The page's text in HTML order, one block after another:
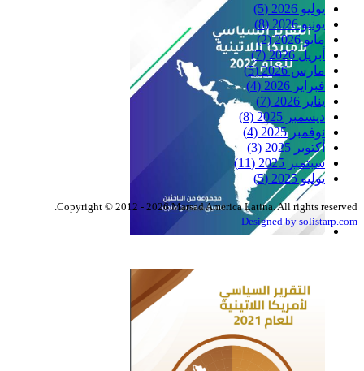
يوليو 2026
(5)
يونيو 2026
(8)
مايو 2026
(2)
أبريل 2026
(7)
مارس 2026
(5)
فبراير 2026
(4)
يناير 2026
(7)
ديسمبر 2025
(8)
نوفمبر 2025
(4)
أكتوبر 2025
(3)
سبتمبر 2025
(11)
يوليو 2025
(5)
Copyright © 2012 - 2026 Marsad America Latina. All rights reserved.
Designed by solistarp.com